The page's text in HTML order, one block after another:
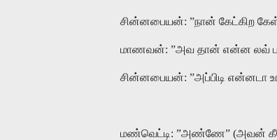
சின்னபையன்: ”நான் கேட்கிற
மாணவன்: ”அவ தான் என்ன லவ்
சின்னபையன்: ”அப்பிடி என்னடா
மண்வெட்டி: ”அண்ணே” (அவன் கீழே